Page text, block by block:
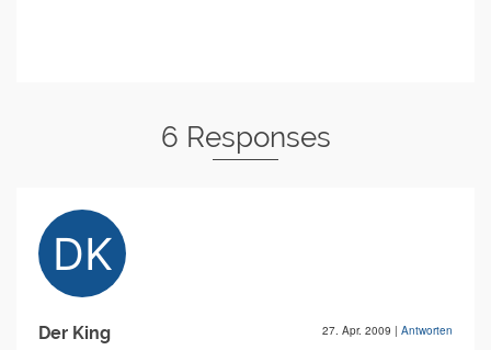
6 Responses
Der King 27. Apr. 2009 | Antworten